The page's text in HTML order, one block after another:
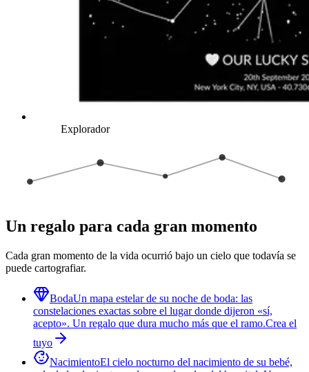
Explorador
Un regalo para cada gran momento
Cada gran momento de la vida ocurrió bajo un cielo que todavía se
puede cartografiar.
BodaUn mapa estelar de su noche de boda: las
constelaciones exactas sobre el lugar donde dijeron «sí,
acepto». Un regalo que dura mucho más que el ramo.Crea el
tuyo
NacimientoEl cielo nocturno del nacimiento de su bebé,